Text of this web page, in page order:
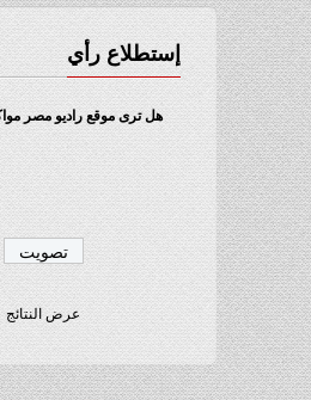
إستطلاع رأي
هل ترى موقع راديو مصر
عرض النتائج